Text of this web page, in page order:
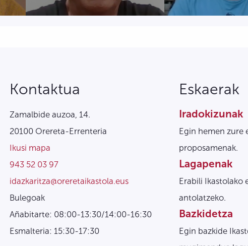
Kontaktua
Zamalbide auzoa, 14.
20100 Orereta-Errenteria
Ikusi mapa
943 52 03 97
idazkaritza@oreretaikastola.eus
Bulegoak
Añabitarte: 08:00-13:30/14:00-16:30
Esmalteria: 15:30-17:30
Eskaerak
Iradokizunak
Egin hemen zure
proposamenak.
Lagapenak
Erabili Ikastolako
antolatzeko.
Bazkidetza
Egin bazkide